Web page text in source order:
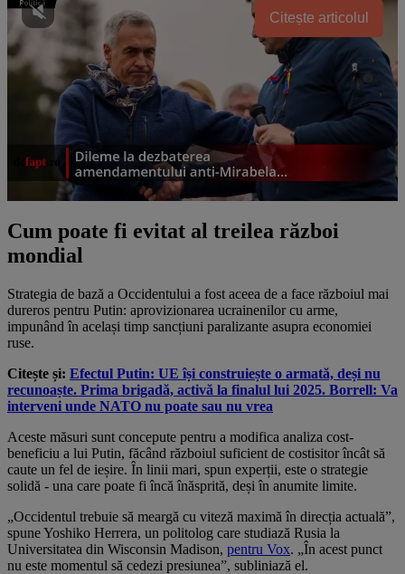
Citește articolul
Cum poate fi evitat al treilea război
mondial
Strategia de bază a Occidentului a fost aceea de a face războiul mai
dureros pentru Putin: aprovizionarea ucrainenilor cu arme,
impunând în același timp sancțiuni paralizante asupra economiei
ruse.
Citește și: Efectul Putin: UE își construiește o armată, deși nu
recunoaște. Prima brigadă, activă la finalul lui 2025. Borrell: Va
interveni unde NATO nu poate sau nu vrea
Aceste măsuri sunt concepute pentru a modifica analiza cost-
beneficiu a lui Putin, făcând războiul suficient de costisitor încât să
caute un fel de ieșire. În linii mari, spun experții, este o strategie
solidă - una care poate fi încă înăsprită, deși în anumite limite.
„Occidentul trebuie să meargă cu viteză maximă în direcția actuală”,
spune Yoshiko Herrera, un politolog care studiază Rusia la
Universitatea din Wisconsin Madison, pentru Vox. „În acest punct
nu este momentul să cedezi presiunea”, subliniază el.